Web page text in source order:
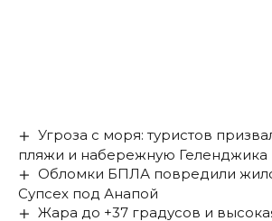
Угроза с моря: туристов
пляжи и набережную Геленджика
Обломки БПЛА повредили
Супсех под Анапой
Жара до +37 градусов и